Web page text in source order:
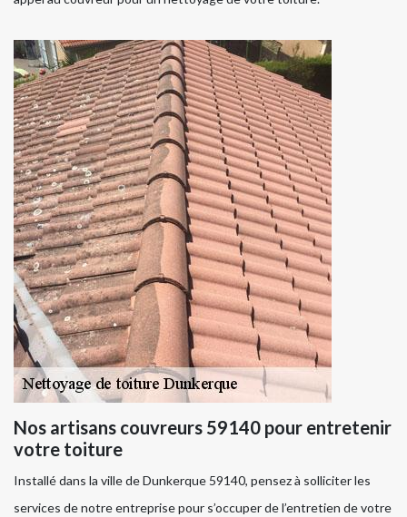
Nos artisans couvreurs 59140 pour entretenir
votre toiture
Installé dans la ville de Dunkerque 59140, pensez à solliciter les
services de notre entreprise pour s’occuper de l’entretien de votre